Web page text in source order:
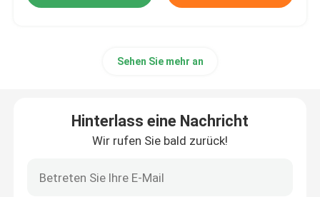
TFT LCD-Monitor
Sehen Sie mehr an
Hinterlass eine Nachricht
Wir rufen Sie bald zurück!